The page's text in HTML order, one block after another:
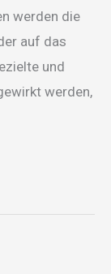
werden die
auf das
und
werden,